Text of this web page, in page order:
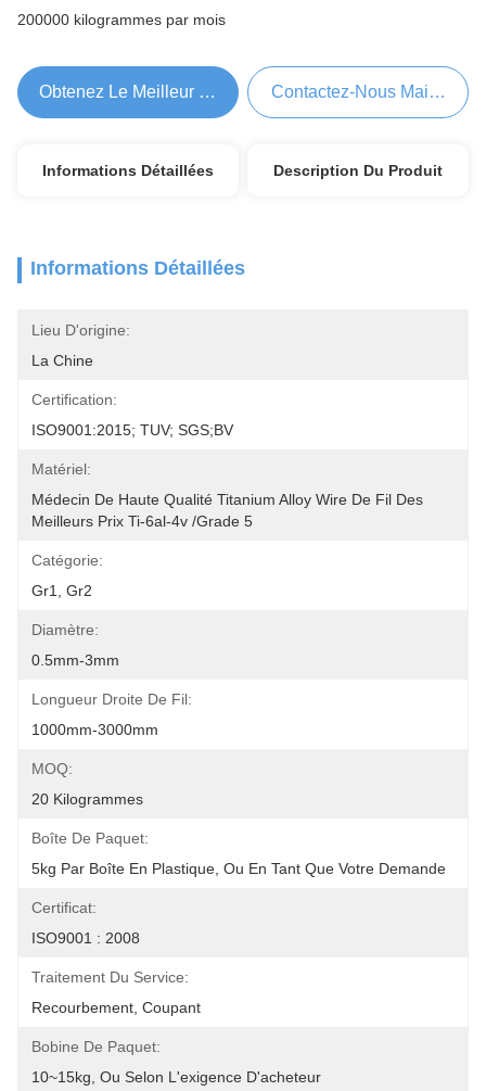
200000 kilogrammes par mois
Obtenez Le Meilleur Prix Contactez-Nous Maintenant
Informations Détaillées Description Du Produit
Informations Détaillées
Lieu D'origine:
La Chine
Certification:
ISO9001:2015; TUV; SGS;BV
Matériel:
Médecin De Haute Qualité Titanium Alloy Wire De Fil Des
Meilleurs Prix Ti-6al-4v /Grade 5
Catégorie:
Gr1, Gr2
Diamètre:
0.5mm-3mm
Longueur Droite De Fil:
1000mm-3000mm
MOQ:
20 Kilogrammes
Boîte De Paquet:
5kg Par Boîte En Plastique, Ou En Tant Que Votre Demande
Certificat:
ISO9001 : 2008
Traitement Du Service:
Recourbement, Coupant
Bobine De Paquet:
10~15kg, Ou Selon L'exigence D'acheteur